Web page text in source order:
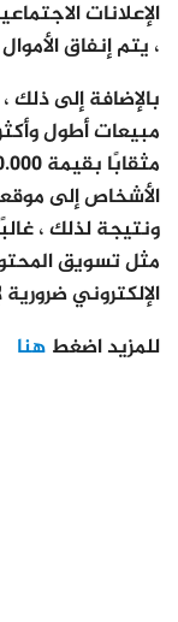
، يتم إنفاق
الأشخاص إلى
ونتيجة لذلك ،
مثل تسويق
الإلكتروني
للمزيد اضغط هنا